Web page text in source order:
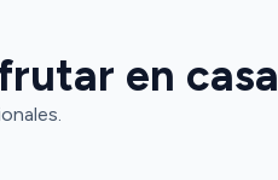
en casa